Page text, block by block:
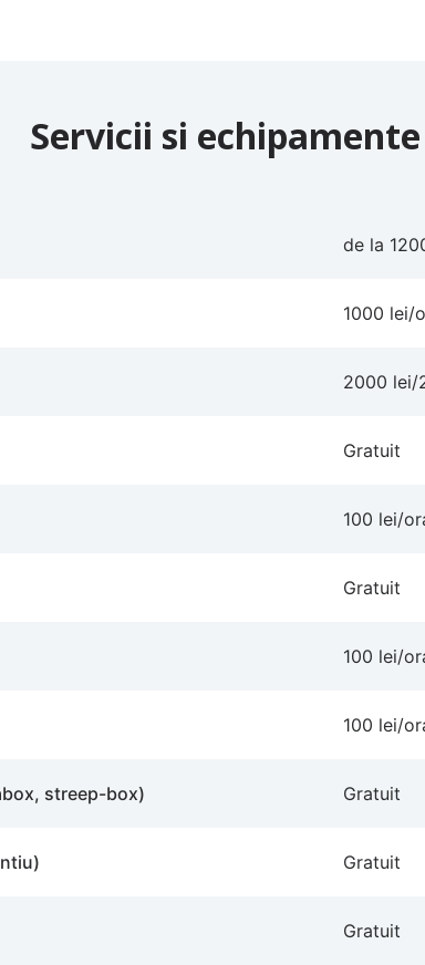
Servicii si echipamente
de la
1000 lei/
2000 lei/
Gratuit
100 lei/
Gratuit
100 lei/
100 lei/
streep-box) Gratuit
Gratuit
Gratuit